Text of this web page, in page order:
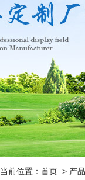
当前位置： 首页 > 产